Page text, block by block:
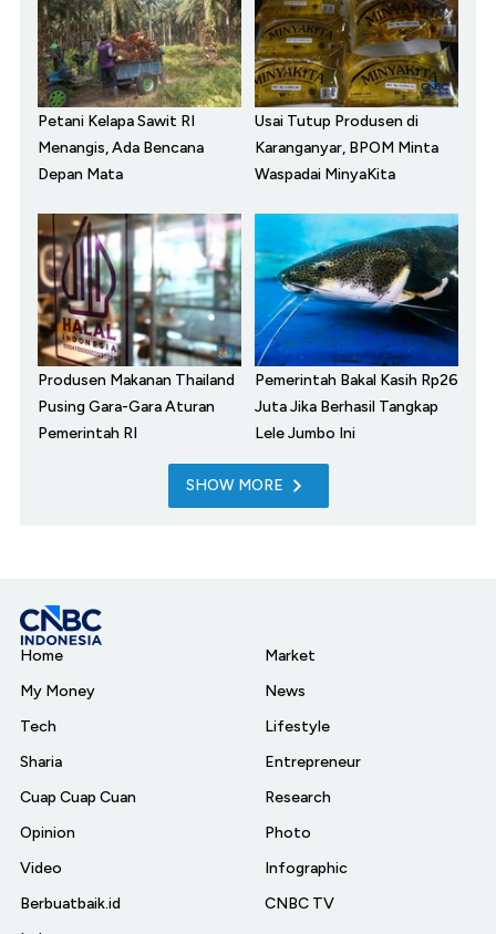
Petani Kelapa Sawit RI
Menangis, Ada Bencana
Depan Mata
Usai Tutup Produsen di
Karanganyar, BPOM Minta
Waspadai MinyaKita
Produsen Makanan Thailand
Pusing Gara-Gara Aturan
Pemerintah RI
Pemerintah Bakal Kasih Rp26
Juta Jika Berhasil Tangkap
Lele Jumbo Ini
SHOW MORE
Home
My Money
Tech
Sharia
Cuap Cuap Cuan
Opinion
Video
Berbuatbaik.id
Market
News
Lifestyle
Entrepreneur
Research
Photo
Infographic
CNBC TV